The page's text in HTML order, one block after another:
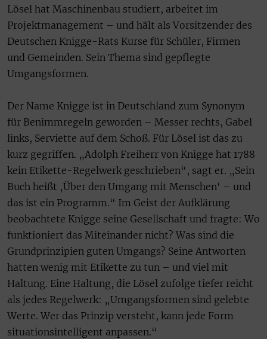
Lösel hat Maschinenbau studiert, arbeitet im
Projektmanagement – und hält als Vorsitzender des
Deutschen Knigge-Rats Kurse für Schüler, Firmen
und Gemeinden. Sein Thema sind gepflegte
Umgangsformen.
Der Name Knigge ist in Deutschland zum Synonym
für Benimmregeln geworden – Messer rechts, Gabel
links, Serviette auf dem Schoß. Für Lösel ist das zu
kurz gegriffen. „Adolph Freiherr von Knigge hat 1788
kein Etikette-Regelwerk geschrieben“, sagt er. „Sein
Buch heißt ‚Über den Umgang mit Menschen‘ – und
das ist ein Programm.“ Im Geist der Aufklärung
beobachtete Knigge seine Gesellschaft und fragte: Wo
funktioniert das Miteinander nicht? Was sind die
Grundprinzipien guten Umgangs? Seine Antworten
hatten wenig mit Etikette zu tun – und viel mit
Haltung. Eine Haltung, die Lösel zufolge tiefer reicht
als jedes Regelwerk: „Umgangsformen sind gelebte
Werte. Wer das Prinzip versteht, kann jede Form
situationsintelligent anpassen.“